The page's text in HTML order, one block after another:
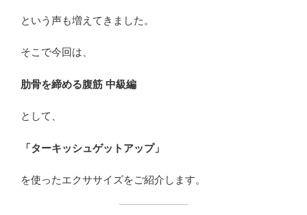
という声も増えてきました。
そこで今回は、
肋骨を締める腹筋 中級編
として、
「ターキッシュゲットアップ」
を使ったエクササイズをご紹介します。